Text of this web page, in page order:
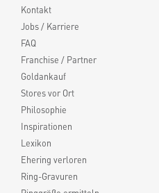
Kontakt
Jobs / Karriere
FAQ
Franchise / Partner
Goldankauf
Stores vor Ort
Philosophie
Inspirationen
Lexikon
Ehering verloren
Ring-Gravuren